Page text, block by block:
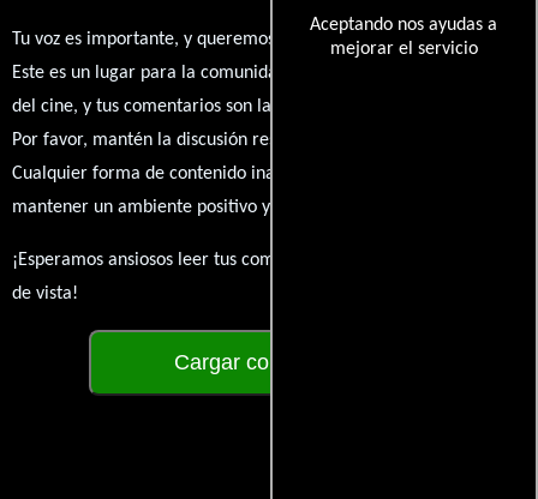
Aceptando nos ayudas a
mejorar el servicio
Tu voz es importante, y queremos escuchar tus pensamientos.
Este es un lugar para la comunidad de admiradores y amantes
del cine, y tus comentarios son la esencia de esta conversación.
Por favor, mantén la discusión respetuosa y constructiva.
Cualquier forma de contenido inapropiado será eliminado para
mantener un ambiente positivo y enriquecedor para todos.
¡Esperamos ansiosos leer tus comentarios y conocer tus puntos
de vista!
Cargar comentarios